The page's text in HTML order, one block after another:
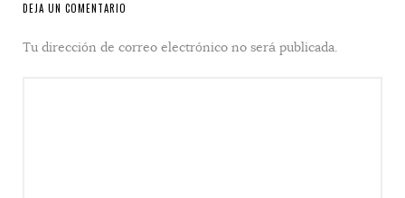
DEJA UN COMENTARIO
Tu dirección de correo electrónico no será publicada.